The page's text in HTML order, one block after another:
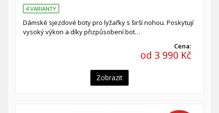
4 VARIANTY
Dámské sjezdové boty pro lyžařky s širší nohou. Poskytují
vysoký výkon a díky přizpůsobení bot…
Cena:
od 3 990 Kč
Zobrazit